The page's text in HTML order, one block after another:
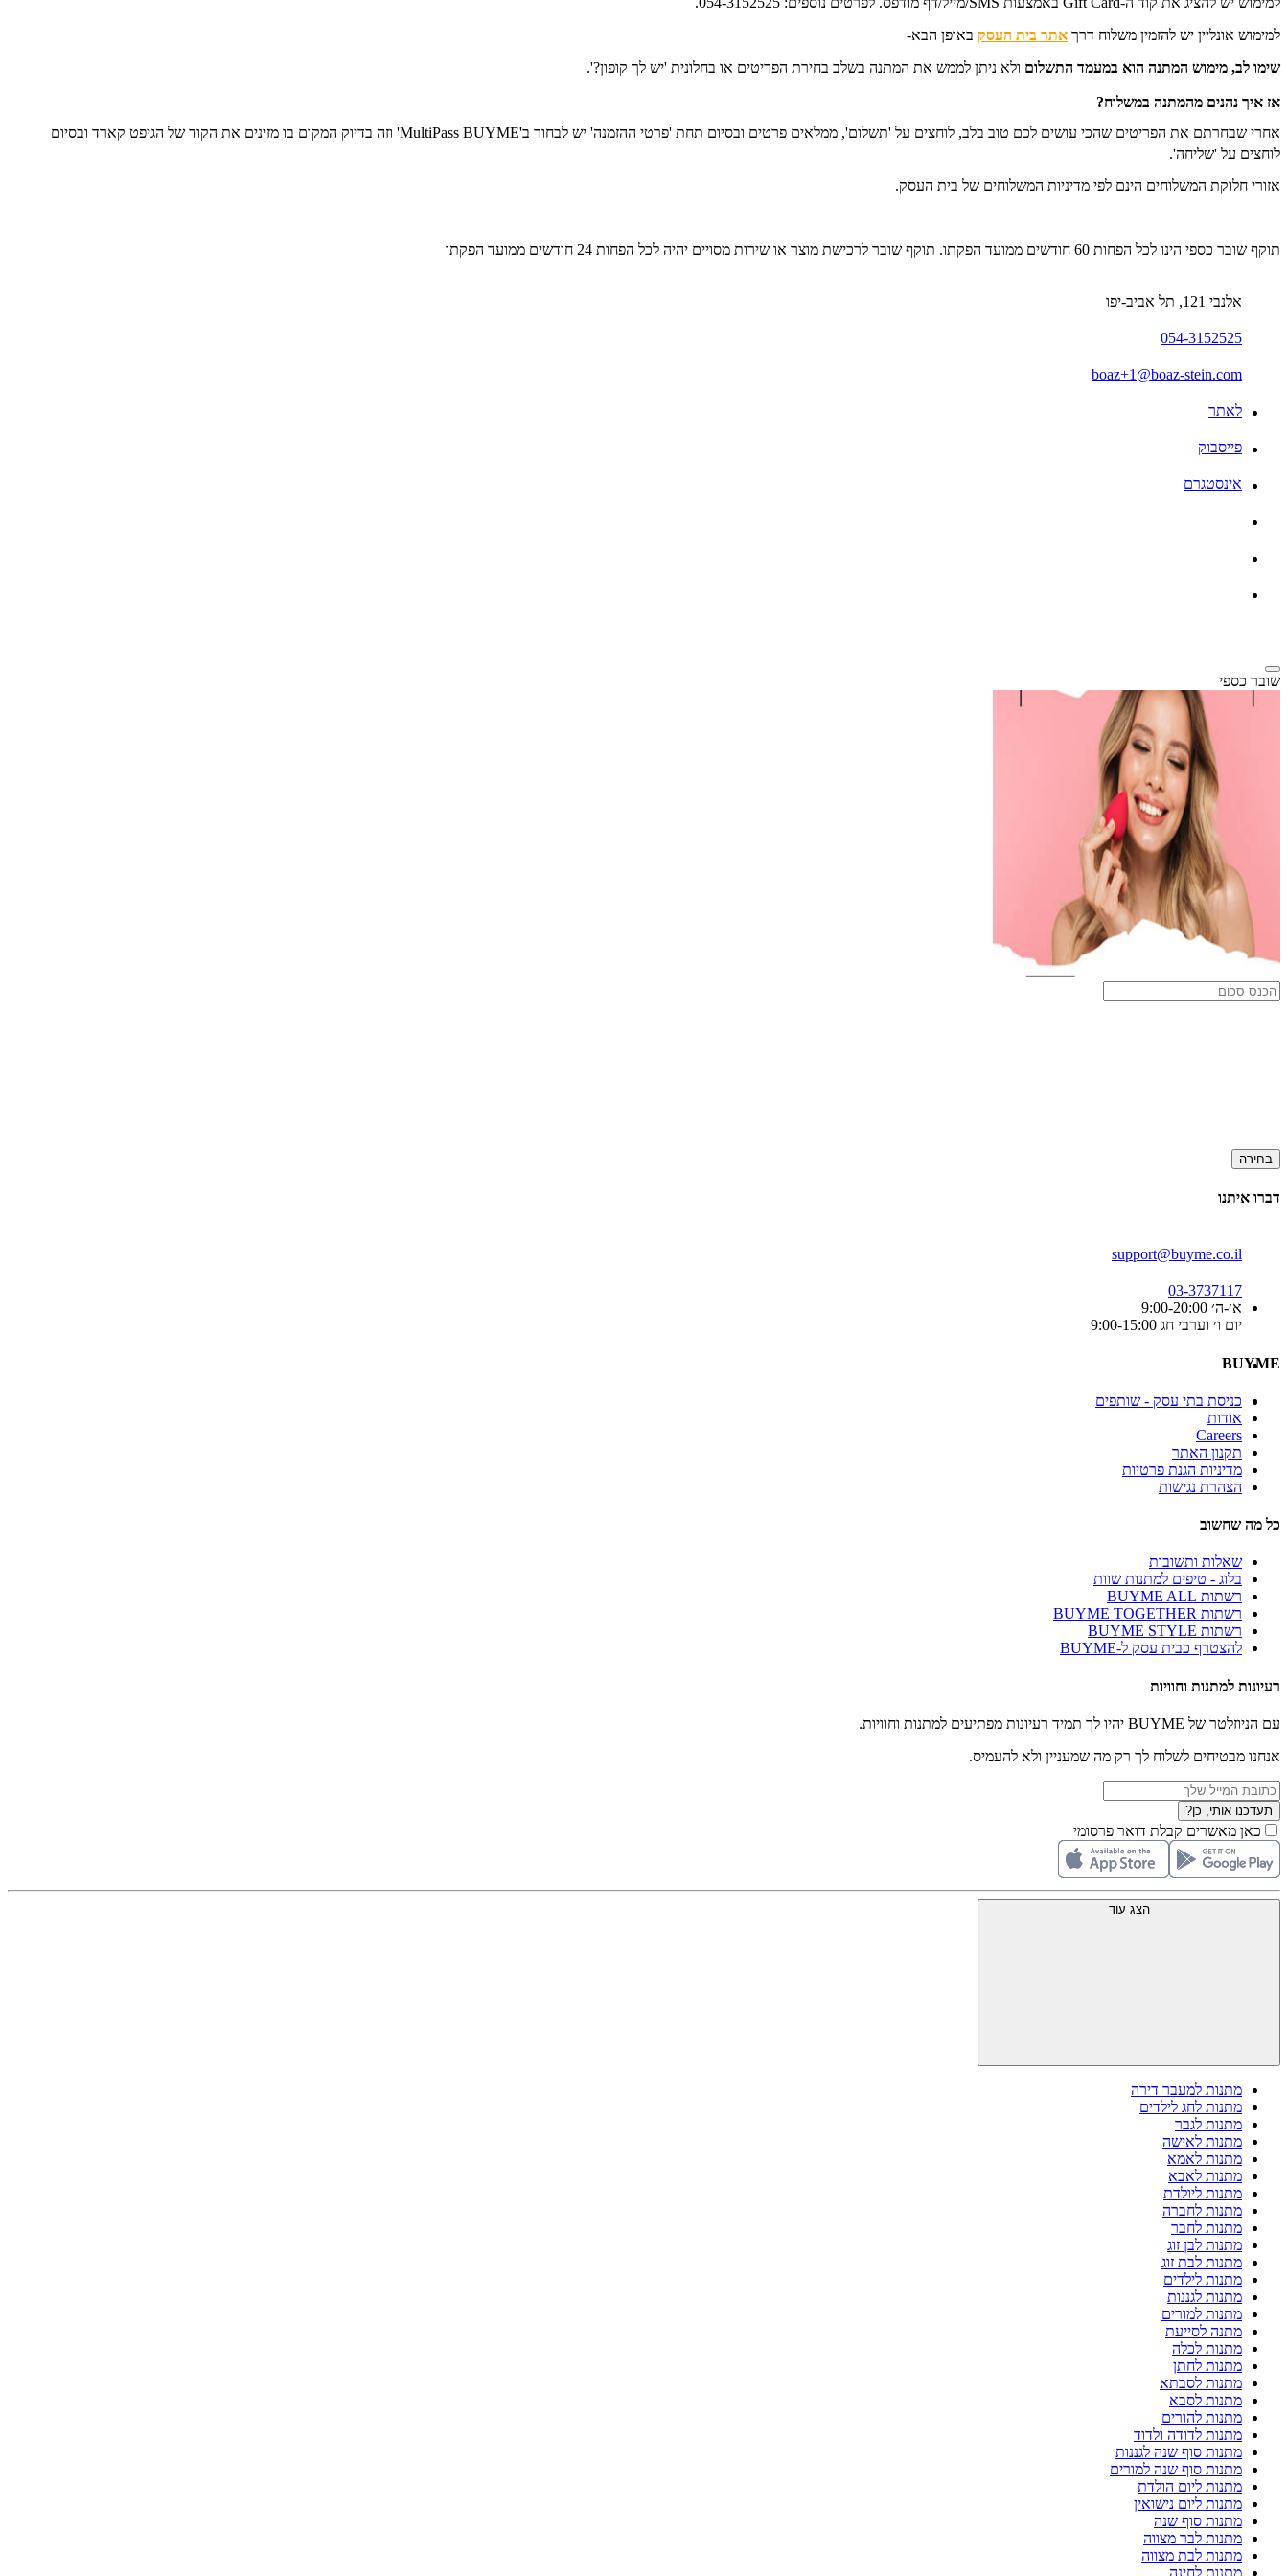
למימוש אונליין יש להזמין משלוח דרך אתר בית העסק באופן הבא-
שימו לב, מימוש המתנה הוא במעמד התשלום ולא ניתן לממש את המתנה בשלב בחירת הפריטים או בחלונית 'יש לך קופון?'.
אז איך נהנים מהמתנה במשלוח?
אחרי שבחרתם את הפריטים שהכי עושים לכם טוב בלב, לוחצים על 'תשלום', ממלאים פרטים ובסיום תחת 'פרטי ההזמנה' יש לבחור ב'MultiPass BUYME' וזה בדיוק המקום בו מזינים את הקוד של הגיפט קארד ובסיום
לוחצים על 'שליחה'.
אזורי חלוקת המשלוחים הינם לפי מדיניות המשלוחים של בית העסק.
תוקף שובר כספי הינו לכל הפחות 60 חודשים ממועד הפקתו. תוקף שובר לרכישת מוצר או שירות מסויים יהיה לכל הפחות 24 חודשים ממועד הפקתו
אלנבי 121, תל אביב-יפו
054-3152525
boaz+1@boaz-stein.com
לאתר
פייסבוק
אינסטגרם
שובר כספי
בחירה
דברו איתנו
support@buyme.co.il
03-3737117
א׳-ה׳ 9:00-20:00
יום ו׳ וערבי חג 9:00-15:00
BUYME
כניסת בתי עסק - שותפים
אודות
Careers
תקנון האתר
מדיניות הגנת פרטיות
הצהרת נגישות
כל מה שחשוב
שאלות ותשובות
בלוג - טיפים למתנות שוות
רשתות BUYME ALL
רשתות BUYME TOGETHER
רשתות BUYME STYLE
להצטרף כבית עסק ל-BUYME
רעיונות למתנות וחוויות
עם הניוזלטר של BUYME יהיו לך תמיד רעיונות מפתיעים למתנות וחוויות.
אנחנו מבטיחים לשלוח לך רק מה שמעניין ולא להעמיס.
תעדכנו אותי, כן?
כאן מאשרים קבלת דואר פרסומי
הצג עוד
מתנות למעבר דירה
מתנות לחג לילדים
מתנות לגבר
מתנות לאישה
מתנות לאמא
מתנות לאבא
מתנות ליולדת
מתנות לחברה
מתנות לחבר
מתנות לבן זוג
מתנות לבת זוג
מתנות לילדים
מתנות לגננות
מתנות למורים
מתנה לסייעת
מתנות לכלה
מתנות לחתן
מתנות לסבתא
מתנות לסבא
מתנות להורים
מתנות לדודה ולדוד
מתנות סוף שנה לגננות
מתנות סוף שנה למורים
מתנות ליום הולדת
מתנות ליום נישואין
מתנות סוף שנה
מתנות לבר מצווה
מתנות לבת מצווה
מתנות לחינה